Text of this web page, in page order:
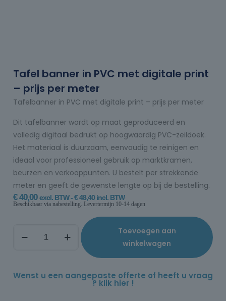
Tafel banner in PVC met digitale print
– prijs per meter
Tafelbanner in PVC met digitale print – prijs per meter
Dit tafelbanner wordt op maat geproduceerd en
volledig digitaal bedrukt op hoogwaardig PVC-zeildoek.
Het materiaal is duurzaam, eenvoudig te reinigen en
ideaal voor professioneel gebruik op marktkramen,
beurzen en verkooppunten. U bestelt per strekkende
meter en geeft de gewenste lengte op bij de bestelling.
€40,00 excl. BTW -€48,40 incl. BTW
Beschikbaar via nabestelling. Levertermijn 10-14 dagen
Toevoegen aan
winkelwagen
Wenst u een aangepaste offerte of heeft u vraag
? klik hier !